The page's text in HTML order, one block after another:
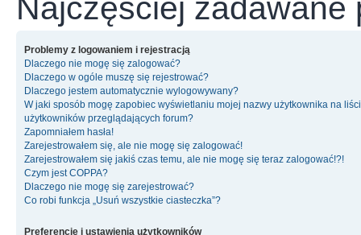
Najczęściej zadawane
Problemy z logowaniem i rejestracją
Dlaczego nie mogę się zalogować?
Dlaczego w ogóle muszę się rejestrować?
Dlaczego jestem automatycznie wylogowywany?
W jaki sposób mogę zapobiec wyświetlaniu mojej nazwy użytkownika na
użytkowników przeglądających forum?
Zapomniałem hasła!
Zarejestrowałem się, ale nie mogę się zalogować!
Zarejestrowałem się jakiś czas temu, ale nie mogę się teraz zalogować!?!
Czym jest COPPA?
Dlaczego nie mogę się zarejestrować?
Co robi funkcja „Usuń wszystkie ciasteczka”?
Preferencje i ustawienia użytkowników